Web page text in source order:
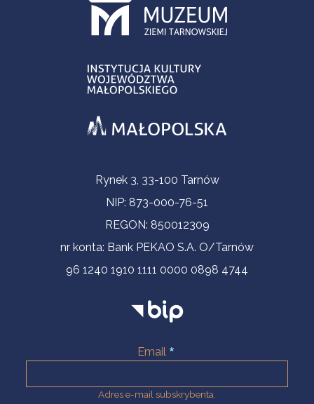
Informacje kontaktoweRynek 3, 33-100 Tarnów
NIP: 873-000-76-51
REGON: 850012309
nr konta: Bank PEKAO S.A. O/Tarnów
96 1240 1910 1111 0000 0898 4744
Email
Adres e-mail subskrybenta.